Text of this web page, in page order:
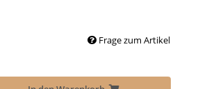
Frage zum Artikel